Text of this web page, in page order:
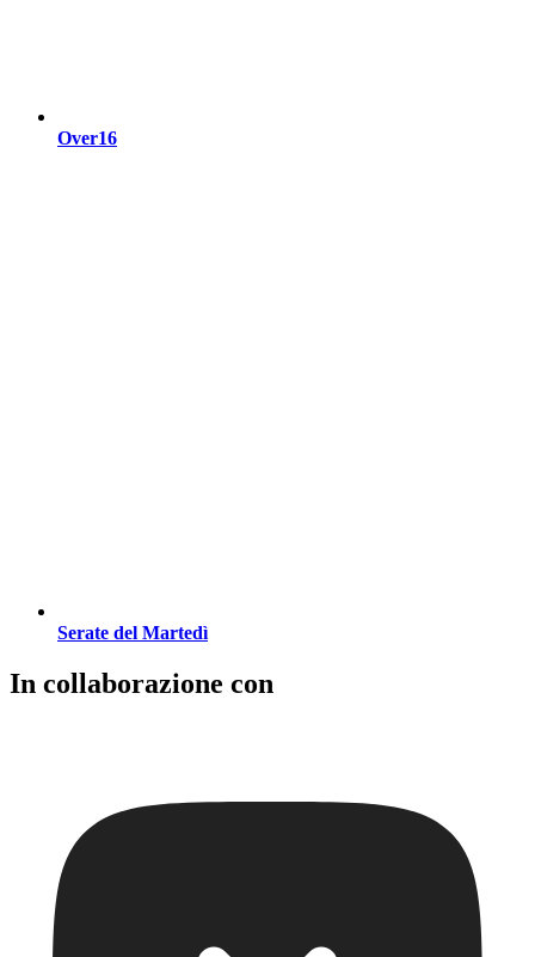
Over16
Serate del Martedì
In collaborazione con